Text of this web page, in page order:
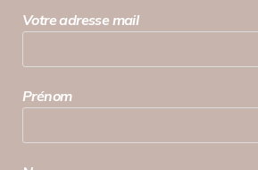
Votre adresse mail
Prénom